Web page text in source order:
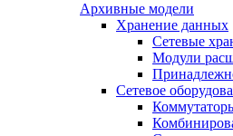
Архивные модели
Хранение данных
Сетевые
Модули
Сетевое